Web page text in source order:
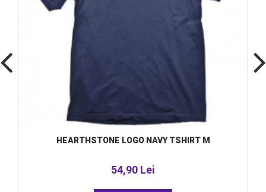
HEARTHSTONE LOGO NAVY TSHIRT M
54,90 Lei